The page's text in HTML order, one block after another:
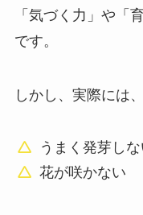
「気づく力」や「
です。
しかし、実際には、
うまく発芽しな
花が咲かない